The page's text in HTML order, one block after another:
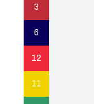
3
6
12
11